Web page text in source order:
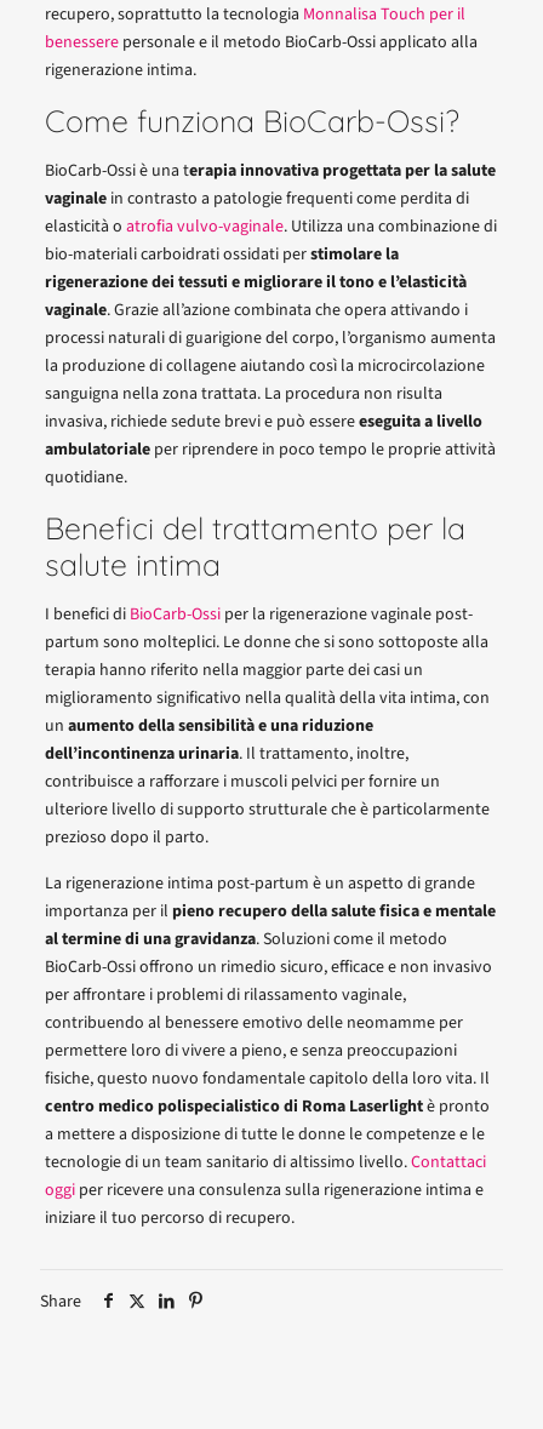
recupero, soprattutto la tecnologia Monnalisa Touch per il
benessere personale e il metodo BioCarb-Ossi applicato alla
rigenerazione intima.
Come funziona BioCarb-Ossi?
BioCarb-Ossi è una terapia innovativa progettata per la salute
vaginalein contrasto a patologie frequenti come perdita di
elasticità o atrofia vulvo-vaginale. Utilizza una combinazione di
bio-materiali carboidrati ossidati perstimolare la
rigenerazione dei tessuti e migliorare il tono e l’elasticità
vaginale. Grazie all’azione combinata che opera attivando i
processi naturali di guarigione del corpo, l’organismo aumenta
la produzione di collagene aiutando così la microcircolazione
sanguigna nella zona trattata. La procedura non risulta
invasiva, richiede sedute brevi e può essereeseguita a livello
ambulatorialeper riprendere in poco tempo le proprie attività
quotidiane.
Benefici del trattamento per la
salute intima
I benefici di BioCarb-Ossiper la rigenerazione vaginale post-
partum sono molteplici. Le donne che si sono sottoposte alla
terapia hanno riferito nella maggior parte dei casi un
miglioramento significativo nella qualità della vita intima, con
un aumento della sensibilità e una riduzione
dell’incontinenza urinaria. Il trattamento, inoltre,
contribuisce a rafforzare i muscoli pelvici per fornire un
ulteriore livello di supporto strutturale che è particolarmente
prezioso dopo il parto.
La rigenerazione intima post-partum è un aspetto di grande
importanza per il pieno recupero della salute fisica e mentale
al termine di una gravidanza. Soluzioni come il metodo
BioCarb-Ossi offrono un rimedio sicuro, efficace e non invasivo
per affrontare i problemi di rilassamento vaginale,
contribuendo al benessere emotivo delle neomamme per
permettere loro di vivere a pieno, e senza preoccupazioni
fisiche, questo nuovo fondamentale capitolo della loro vita. Il
centro medico polispecialistico di Roma Laserlightè pronto
a mettere a disposizione di tutte le donne le competenze e le
tecnologie di un team sanitario di altissimo livello.Contattaci
oggiper ricevere una consulenza sulla rigenerazione intima e
iniziare il tuo percorso di recupero.
Share